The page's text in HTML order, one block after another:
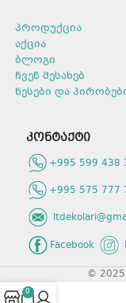
პროდუქცია
აქცია
ბლოგი
ჩვენ შესახებ
წესები და
კონტაქტი
+995 599 438
+995 575 777
Facebook
© 2025
0